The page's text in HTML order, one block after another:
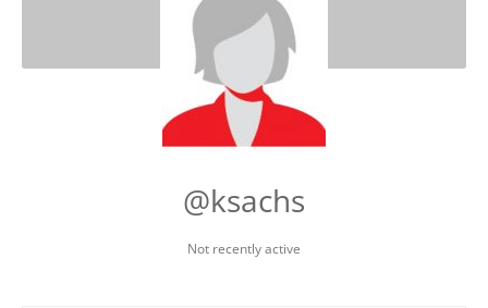
@ksachs
Not recently active